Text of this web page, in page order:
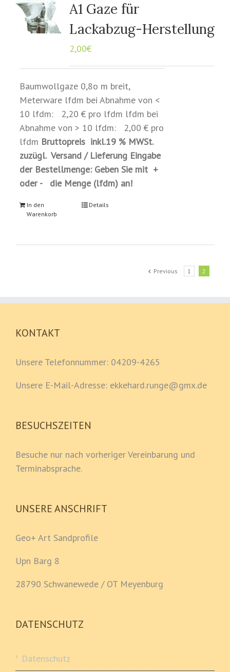
A1 Gaze für
Lackabzug-Herstellung
2,00€
Baumwollgaze 0,8o m breit,
Meterware lfdm bei Abnahme von <
10 lfdm: 2,20 € pro lfdm lfdm bei
Abnahme von > 10 lfdm: 2,00 € pro
lfdm Bruttopreis inkl.19 % MWSt.
zuzügl. Versand / Lieferung Eingabe
der Bestellmenge: Geben Sie mit +
oder - die Menge (lfdm) an!
In den
Warenkorb
Details
Previous 1 2
KONTAKT
Unsere Telefonnummer: 04209-4265
Unsere E-Mail-Adresse: ekkehard.runge@gmx.de
BESUCHSZEITEN
Besuche nur nach vorheriger Vereinbarung und
Terminabsprache.
UNSERE ANSCHRIFT
Geo+ Art Sandprofile
Upn Barg 8
28790 Schwanewede / OT Meyenburg
DATENSCHUTZ
Datenschutz